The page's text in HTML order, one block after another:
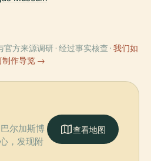
方来源调研 · 经过事实核查 · 我们如
制作导览 →
尔加斯博
，发现附
查看地图